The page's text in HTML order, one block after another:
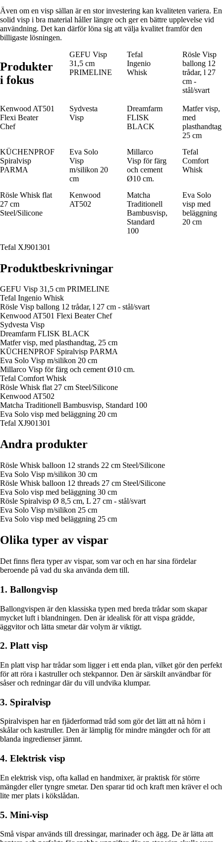
Även om en visp sällan är en stor investering kan kvaliteten variera. En
solid visp i bra material håller längre och ger en bättre upplevelse vid
användning. Det kan därför löna sig att välja kvalitet framför den
billigaste lösningen.
Produkter
i fokus
GEFU Visp
31,5 cm
PRIMELINE
Tefal
Ingenio
Whisk
Rösle Visp
ballong 12
trådar, l 27
cm -
stål/svart
Kenwood AT501
Flexi Beater
Chef
Sydvesta
Visp
Dreamfarm
FLISK
BLACK
Matfer visp,
med
25 cm
KÜCHENPROF
Spiralvisp
PARMA
Eva Solo
Visp
m/silikon 20
cm
Millarco
Visp för färg
och cement
Ø10 cm.
Tefal
Comfort
Whisk
Rösle Whisk flat
27 cm
Steel/Silicone
Kenwood
AT502
Matcha
Traditionell
Bambusvisp,
Standard
100
Eva Solo
visp med
beläggning
20 cm
Tefal XJ901301
Produktbeskrivningar
GEFU Visp 31,5 cm PRIMELINE
Tefal Ingenio Whisk
Rösle Visp ballong 12 trådar, l 27 cm - stål/svart
Kenwood AT501 Flexi Beater Chef
Sydvesta Visp
Dreamfarm FLISK BLACK
Matfer visp, med plasthandtag, 25 cm
KÜCHENPROF Spiralvisp PARMA
Eva Solo Visp m/silikon 20 cm
Millarco Visp för färg och cement Ø10 cm.
Tefal Comfort Whisk
Rösle Whisk flat 27 cm Steel/Silicone
Kenwood AT502
Matcha Traditionell Bambusvisp, Standard 100
Eva Solo visp med beläggning 20 cm
Tefal XJ901301
Andra produkter
Rösle Whisk balloon 12 strands 22 cm Steel/Silicone
Eva Solo Visp m/silikon 30 cm
Rösle Whisk balloon 12 threads 27 cm Steel/Silicone
Eva Solo visp med beläggning 30 cm
Rösle Spiralvisp Ø 8,5 cm, L 27 cm - stål/svart
Eva Solo Visp m/silikon 25 cm
Eva Solo visp med beläggning 25 cm
Olika typer av vispar
Det finns flera typer av vispar, som var och en har sina fördelar
beroende på vad du ska använda dem till.
1. Ballongvisp
Ballongvispen är den klassiska typen med breda trådar som skapar
mycket luft i blandningen. Den är idealisk för att vispa grädde,
äggvitor och lätta smetar där volym är viktigt.
2. Platt visp
En platt visp har trådar som ligger i ett enda plan, vilket gör den perfekt
för att röra i kastruller och stekpannor. Den är särskilt användbar för
såser och redningar där du vill undvika klumpar.
3. Spiralvisp
Spiralvispen har en fjäderformad tråd som gör det lätt att nå hörn i
skålar och kastruller. Den är lämplig för mindre mängder och för att
blanda ingredienser jämnt.
4. Elektrisk visp
En elektrisk visp, ofta kallad en handmixer, är praktisk för större
mängder eller tyngre smetar. Den sparar tid och kraft men kräver el och
lite mer plats i kökslådan.
5. Mini-visp
Små vispar används till dressingar, marinader och ägg. De är lätta att